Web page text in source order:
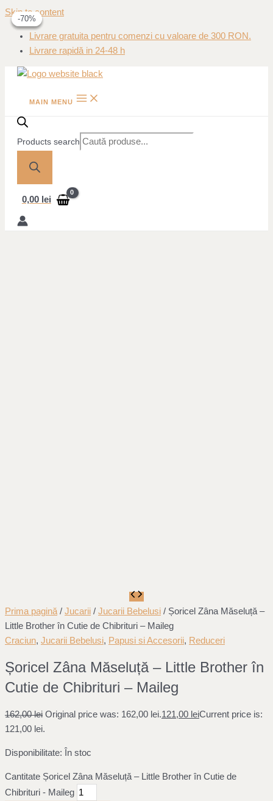
Skip to content
Livrare gratuita pentru comenzi cu valoare de 300 RON.
Livrare rapidă in 24-48 h
MAIN MENU
Products search
0,00 lei
-25%
Prima pagină / Jucarii / Jucarii Bebelusi / Șoricel Zâna Măseluță –
Little Brother în Cutie de Chibrituri – Maileg
Craciun, Jucarii Bebelusi, Papusi si Accesorii, Reduceri
Șoricel Zâna Măseluță – Little Brother în
Cutie de Chibrituri – Maileg
162,00lei Original price was: 162,00 lei.121,00 leiCurrent price is:
121,00 lei.
Disponibilitate: În stoc
Cantitate Șoricel Zâna Măseluță – Little Brother în Cutie de
Chibrituri - Maileg
-70%
-70%